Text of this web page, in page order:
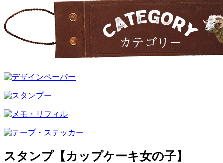
スタンプ【カップケーキ女の子】